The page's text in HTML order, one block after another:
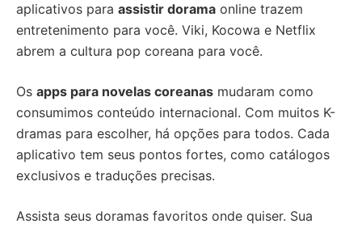
aplicativos para assistir dorama online trazem
entretenimento para você. Viki, Kocowa e Netflix
abrem a cultura pop coreana para você.
Os apps para novelas coreanas mudaram como
consumimos conteúdo internacional. Com muitos K-
dramas para escolher, há opções para todos. Cada
aplicativo tem seus pontos fortes, como catálogos
exclusivos e traduções precisas.
Assista seus doramas favoritos onde quiser. Sua